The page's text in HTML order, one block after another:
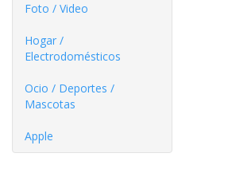
Foto / Video
Hogar /
Electrodomésticos
Ocio / Deportes /
Mascotas
Apple